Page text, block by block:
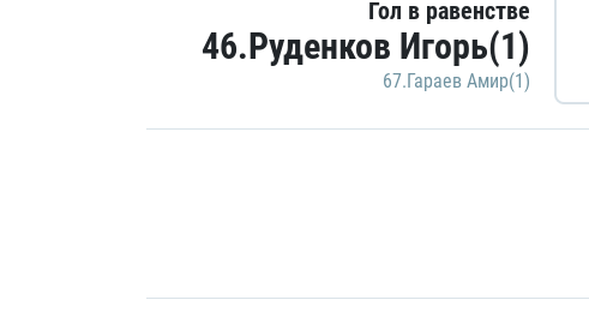
Гол в равенстве
46.Руденков Игорь(1)
67.Гараев Амир(1)